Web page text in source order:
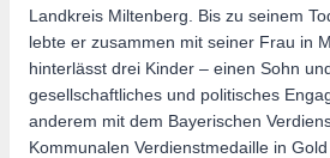
Landkreis Miltenberg. Bis zu seinem
lebte er zusammen mit seiner Frau in
hinterlässt drei Kinder – einen Sohn
gesellschaftliches und politisches
anderem mit dem Bayerischen
Kommunalen Verdienstmedaille in